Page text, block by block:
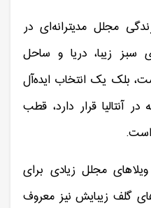
مجلل مدیترانه‌ای در
زیبا، دریا و ساحل
بلک یک انتخاب ایده‌آل
آنتالیا قرار دارد، قطب
مجلل زیادی برای
گلف زیبایش نیز معروف